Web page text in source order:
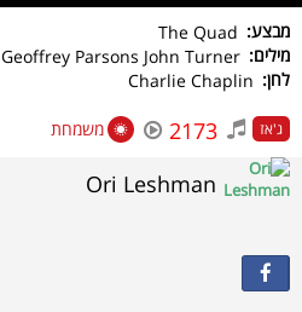
מבצע: The Quad
מילים: Geoffrey Parsons John Turner
לחן: Charlie Chaplin
ג'אז 2173 משמחת
Ori Leshman